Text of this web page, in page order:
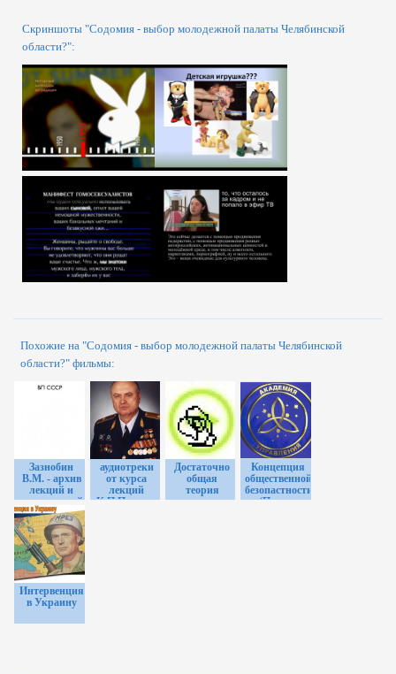
Скриншоты "Содомия - выбор молодежной палаты Челябинской
области?":
Похожие на "Содомия - выбор молодежной палаты Челябинской
области?" фильмы:
Зазнобин
В.М. - архив
лекций и
выступлений
аудиотреки
от курса
лекций
К.П.Петрова
Достаточно
общая
теория
управления.
Концепция
общественной
безопастности
(Петров
Интервенция
в Украину